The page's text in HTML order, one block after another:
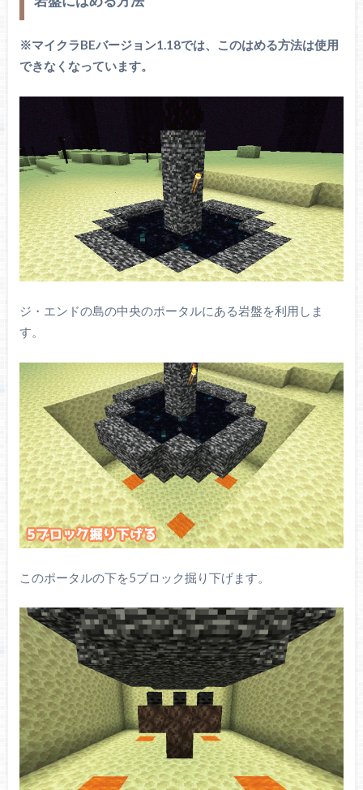
※マイクラBEバージョン1.18では、このはめる方法は使用
できなくなっています。
ジ・エンドの島の中央のポータルにある岩盤を利用しま
す。
このポータルの下を5ブロック掘り下げます。